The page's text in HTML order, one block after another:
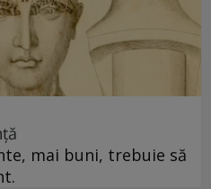
mai buni, trebuie să